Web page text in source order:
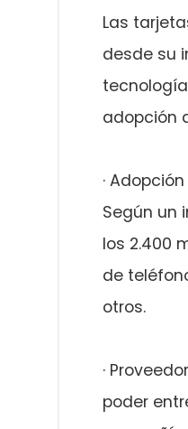
Las
desde su
adopción
·
Según un
los 2.400
de
otros.
·
poder